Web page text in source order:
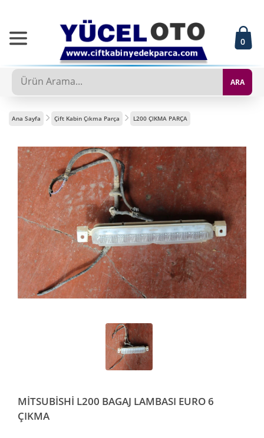
0
ARA
Ana Sayfa Çift Kabin Çıkma Parça L200 ÇIKMA PARÇA
MİTSUBİSHİ L200 BAGAJ LAMBASI EURO 6
ÇIKMA